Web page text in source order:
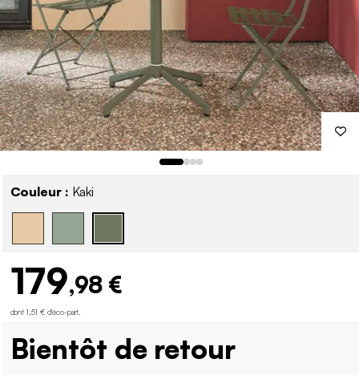
Couleur : Kaki
179,98 €
dont 1,51 € d'éco-part
Bientôt de retour